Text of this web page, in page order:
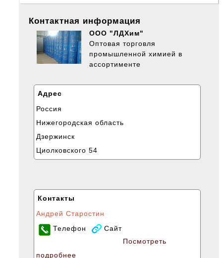
Контактная информация
ООО "ЛДХим"
Оптовая торговля
промышленной химией в
ассортименте
Адрес
Россия
Нижегородская область
Дзержинск
Циолковского 54
Контакты
Андрей Старостин
Телефон
Сайт
Посмотреть
подробнее